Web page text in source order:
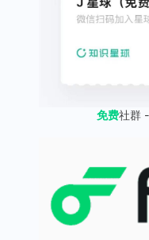
免费社群